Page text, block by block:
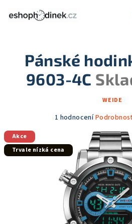
Pánské
9603-4C
WEIDE
Průměrné
je
5,0
hvězdiček.
1 hodnocení
Akce
Trvale nízká cena